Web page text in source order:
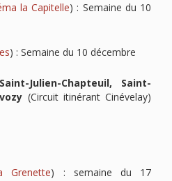
la Capitelle) : Semaine du 10
) : Semaine du 10 décembre
Julien-Chapteuil, Saint-
(Circuit itinérant Cinévelay)
Grenette) : semaine du 17